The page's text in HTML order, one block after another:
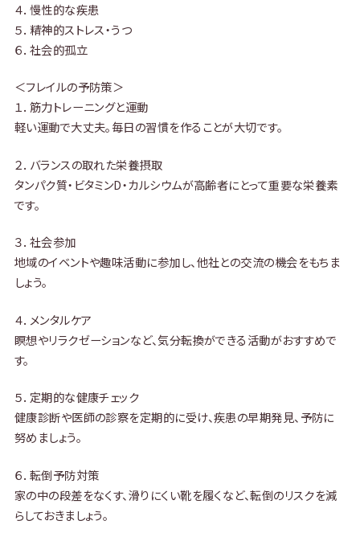
４．慢性的な疾患
５．精神的ストレス・うつ
６．社会的孤立
＜フレイルの予防策＞
１．筋力トレーニングと運動
軽い運動で大丈夫。毎日の習慣を作ることが大切です。
２．バランスの取れた栄養摂取
タンパク質・ビタミンD・カルシウムが高齢者にとって重要な栄養素
です。
３．社会参加
地域のイベントや趣味活動に参加し、他社との交流の機会をもちま
しょう。
４．メンタルケア
瞑想やリラクゼーションなど、気分転換ができる活動がおすすめで
す。
５．定期的な健康チェック
健康診断や医師の診察を定期的に受け、疾患の早期発見、予防に
努めましょう。
６．転倒予防対策
家の中の段差をなくす、滑りにくい靴を履くなど、転倒のリスクを減
らしておきましょう。